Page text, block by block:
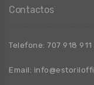
Contactos
Telefone: 707 918 911
Email: